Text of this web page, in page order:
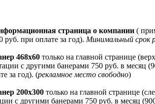
страница о компании (
руб. при оплате за год). Минимальный срок
468х60 только на главной странице
с другими банерами 750 руб. в месяц
за год). (рекламное место свободно)
200х300 только на главной странице
с другими банерами 750 руб. в месяц